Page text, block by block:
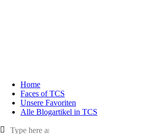
Home
Faces of TCS
Unsere Favoriten
Alle Blogartikel in TCS